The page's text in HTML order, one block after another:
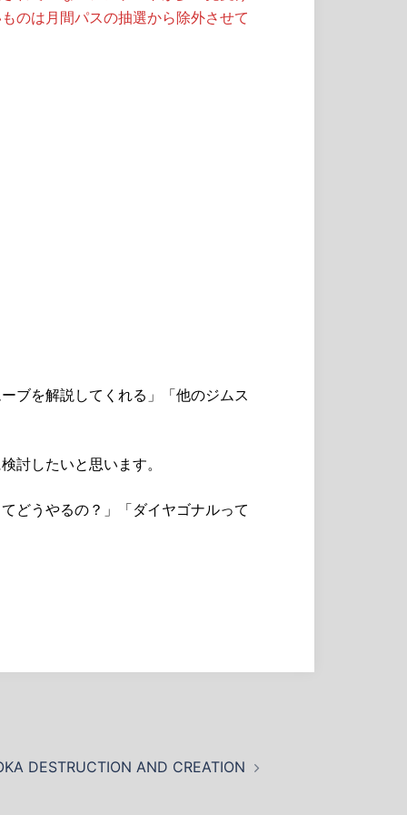
のは月間パスの抽選から除外させて
ブを解説してくれる」「他のジムス
討したいと思います。
どうやるの？」「ダイヤゴナルって
DESTRUCTION AND CREATION